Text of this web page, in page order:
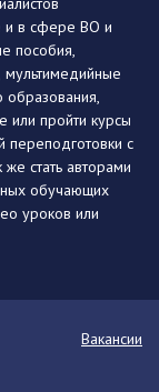
и в сфере ВО и
пособия,
образования,
или пройти курсы
переподготовки с
стать авторами
обучающих
уроков или
Вакансии